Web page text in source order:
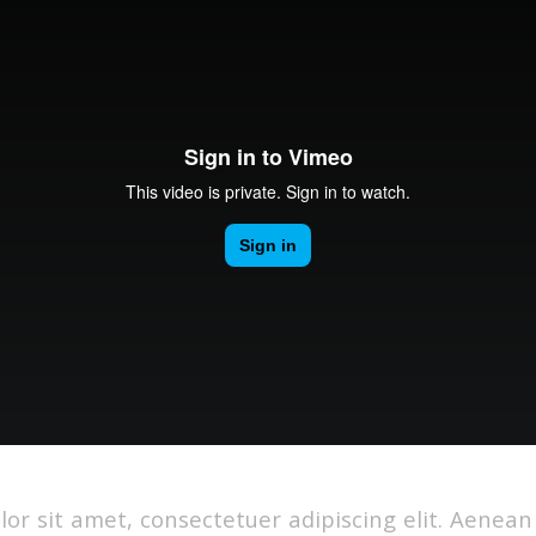
sit amet, consectetuer adipiscing elit.